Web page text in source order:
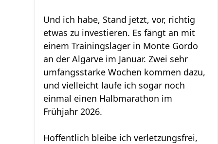
Und ich habe, Stand jetzt, vor, richtig
etwas zu investieren. Es fängt an mit
einem Trainingslager in Monte Gordo
an der Algarve im Januar. Zwei sehr
umfangsstarke Wochen kommen dazu,
und vielleicht laufe ich sogar noch
einmal einen Halbmarathon im
Frühjahr 2026.
Hoffentlich bleibe ich verletzungsfrei,